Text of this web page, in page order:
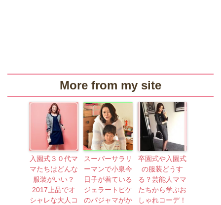
More from my site
入園式３０代マ
マたちはどんな
服装がいい？
2017上品でオ
シャレな大人コ
スーパーサラリ
ーマンで小泉今
日子が着ている
ジェラートピケ
のパジャマがか
卒園式や入園式
の服装どうす
る？芸能人ママ
たちから学ぶお
しゃれコーデ！